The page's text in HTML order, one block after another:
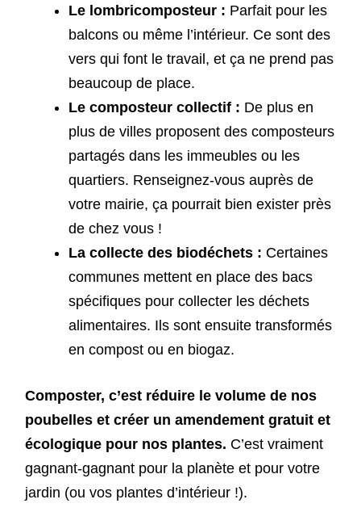
Le lombricomposteur : Parfait pour les
balcons ou même l’intérieur. Ce sont des
vers qui font le travail, et ça ne prend pas
beaucoup de place.
Le composteur collectif : De plus en
plus de villes proposent des composteurs
partagés dans les immeubles ou les
quartiers. Renseignez-vous auprès de
votre mairie, ça pourrait bien exister près
de chez vous !
La collecte des biodéchets : Certaines
communes mettent en place des bacs
spécifiques pour collecter les déchets
alimentaires. Ils sont ensuite transformés
en compost ou en biogaz.
Composter, c’est réduire le volume de nos
poubelles et créer un amendement gratuit et
écologique pour nos plantes. C’est vraiment
gagnant-gagnant pour la planète et pour votre
jardin (ou vos plantes d’intérieur !).